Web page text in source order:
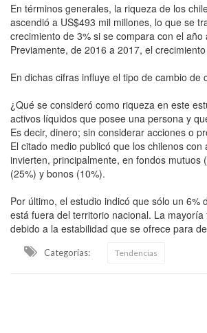
En términos generales, la riqueza de los
ascendió a US$493 mil millones, lo que se
crecimiento de 3% si se compara con el año
Previamente, de 2016 a 2017, el
En dichas cifras influye el tipo de cambio de
¿Qué se consideró como riqueza en este
activos líquidos que posee una persona y
Es decir, dinero; sin considerar acciones o
El citado medio publicó que los chilenos con
invierten, principalmente, en fondos mutuos
(25%) y bonos (10%).
Por último, el estudio indicó que sólo un 6%
está fuera del territorio nacional. La
debido a la estabilidad que se ofrece para
Categorias: Tendencias